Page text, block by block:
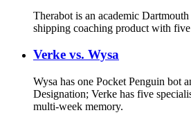
Therabot is an academic
shipping coaching product with
Verke vs. Wysa
Wysa has one Pocket Penguin bot
Designation; Verke has five
multi-week memory.